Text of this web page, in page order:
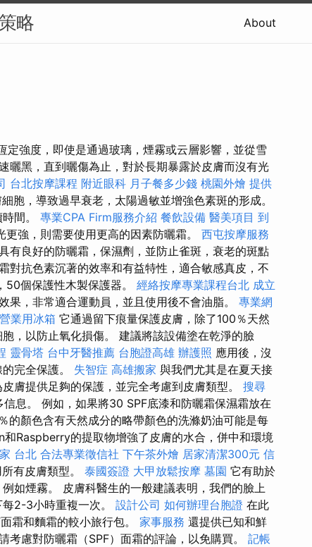
略 About
強度，即使是通過玻璃，煙霧或云層影響，並從雪
曬黑，直到曬傷為止，對於長期暴露於皮膚而沒有光
台北按摩課程 附近眼科 月子餐多少錢 桃園外燴 提供
胞，導致過早衰老，太陽過敏並增強色素斑的形成。
間。 專業CPA Firm服務介紹 餐飲設備 醫美項目 到
強，則需要使用更高的因素防曬霜。 西屯按摩服務
有良好的防曬霜，保濕劑，並防止雀斑，衰老的斑點
對抗色素沉著的效率和有益特性，適合敏感真皮，不
個保護性木製保護器。 經絡按摩專業課程台北 成立
果，非常適合運動員，並且使用後不會油脂。 專業網
營業用冰箱 它通過留下痕量保護皮膚，除了100％天然
，以防止氧化損傷。 建議將該設備塗在乾淨的臉
靈骨塔 台中牙醫推薦 台胞證高雄 辦護照 應用後，沒
完全保護。 失智症 高雄搬家 與我們尤其是在夏天接
膚提供足夠的保護，並完全考慮到皮膚類型。 搜尋
息。 例如，如果將30 SPF底漆和防曬霜保濕霜放在
顏色含有天然成分的略帶顏色的洗滌奶油可能是每
Raspberry的提取物增強了皮膚的水合，併中和環境
台北 合法專業徵信社 下午茶外燴 居家清潔300元 信
有皮膚類型。 泰國簽證 大甲放鬆按摩 墓園 它有助於
如煙霧。 皮膚科醫生的一般建議表明，我們的臉上
2-3小時重複一次。 設計公司 如何辦理台胞證 在此
霜和麵霜的較小旅行包。 家事服務 還提供已知和鮮
考慮對防曬霜（SPF）面霜的評論，以免購買。 記帳